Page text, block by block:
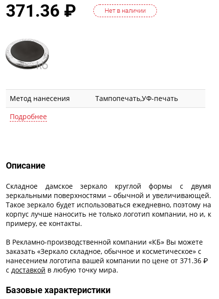
371.36 ₽ Нет в наличии
Метод нанесения
Тампопечать,УФ-печать
Подробнее
Описание
Складное дамское зеркало круглой формы с двумя
зеркальными поверхностями – обычной и увеличивающей.
Такое зеркало будет использоваться ежедневно, поэтому на
корпус лучше наносить не только логотип компании, но и, к
примеру, ее контакты.
В Рекламно-производственной компании «КБ» Вы можете
заказать «Зеркало складное, обычное и косметическое» с
нанесением логотипа вашей компании по цене от 371.36 ₽
с доставкой в любую точку мира.
Базовые характеристики